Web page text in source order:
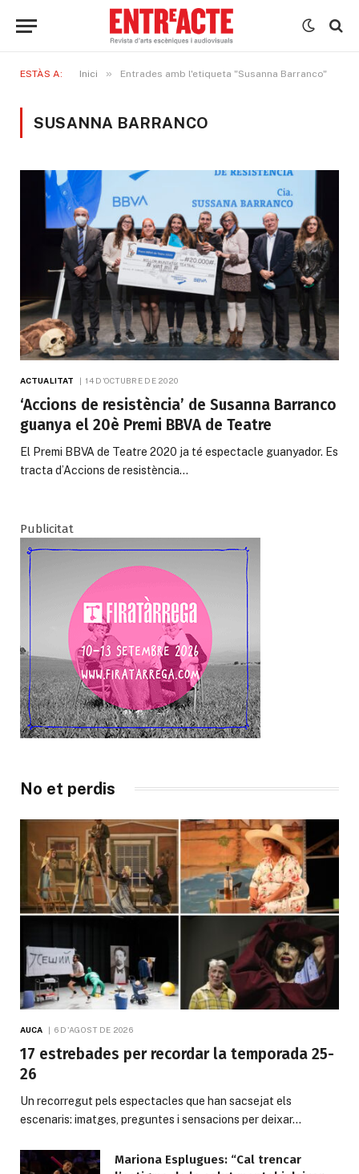
ESTÀS A: Inici » Entrades amb l'etiqueta "Susanna Barranco"
SUSANNA BARRANCO
ACTUALITAT 14 D'OCTUBRE DE 2020
‘Accions de resistència’ de Susanna Barranco
guanya el 20è Premi BBVA de Teatre
El Premi BBVA de Teatre 2020 ja té espectacle guanyador. Es
tracta d’Accions de resistència…
Publicitat
No et perdis
AUCA 6 D'AGOST DE 2026
17 estrebades per recordar la temporada 25-
26
Un recorregut pels espectacles que han sacsejat els
escenaris: imatges, preguntes i sensacions per deixar…
Mariona Esplugues: “Cal trencar